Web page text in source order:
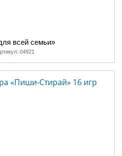
всей семьи»
04921